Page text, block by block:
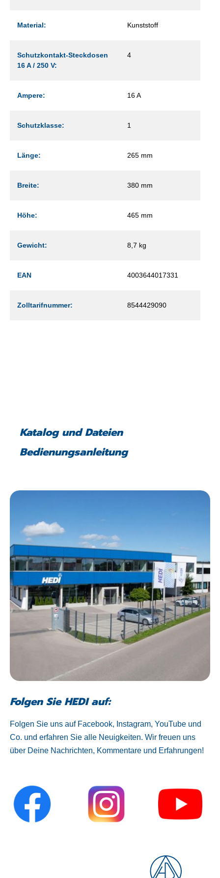
Material: Kunststoff
Schutzkontakt-Steckdosen
16 A / 250 V:
4
Ampere: 16 A
Schutzklasse: 1
Länge: 265 mm
Breite: 380 mm
Höhe: 465 mm
Gewicht: 8,7 kg
EAN 4003644017331
Zolltarifnummer: 8544429090
Katalog und Dateien
Bedienungsanleitung
Folgen Sie HEDI auf:
Folgen Sie uns auf Facebook, Instagram, YouTube und
Co. und erfahren Sie alle Neuigkeiten. Wir freuen uns
über Deine Nachrichten, Kommentare und Erfahrungen!